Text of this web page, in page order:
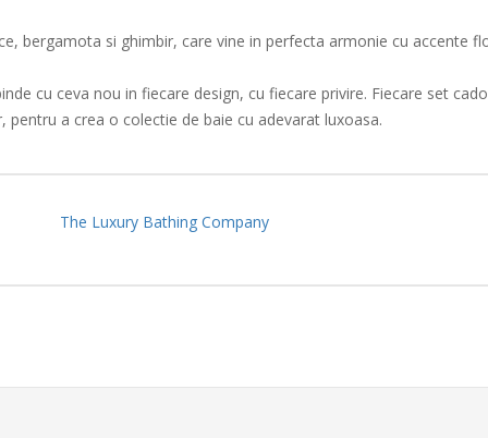
bergamota si ghimbir, care vine in perfecta armonie cu accente
cu ceva nou in fiecare design, cu fiecare privire. Fiecare set
a crea o colectie de baie cu adevarat luxoasa.
The Luxury Bathing Company